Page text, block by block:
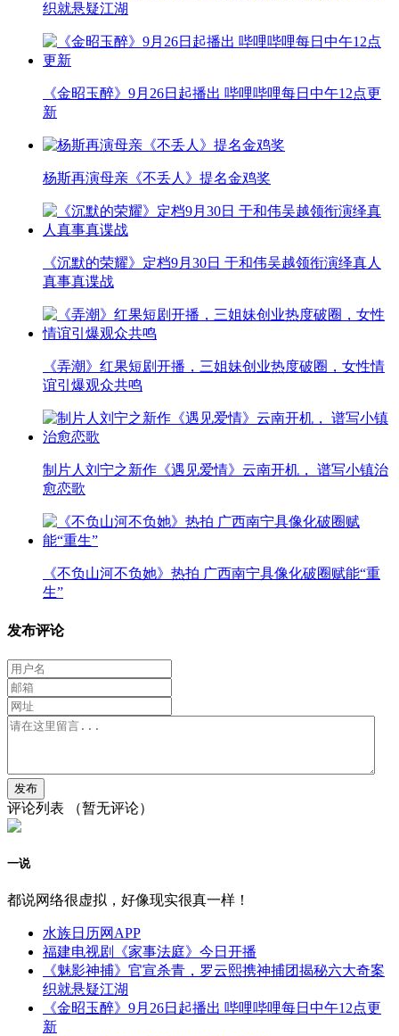
织就悬疑江湖
《金昭玉醉》9月26日起播出 哔哩哔哩每日中午12点更
新
杨斯再演母亲《不丢人》提名金鸡奖
《沉默的荣耀》定档9月30日 于和伟吴越领衔演绎真人
真事真谍战
《弄潮》红果短剧开播，三姐妹创业热度破圈，女性情
谊引爆观众共鸣
制片人刘宁之新作《遇见爱情》云南开机， 谱写小镇治
愈恋歌
《不负山河不负她》热拍 广西南宁具像化破圈赋能“重
生”
发布评论
评论列表 （暂无评论）
一说
都说网络很虚拟，好像现实很真一样！
水族日历网APP
福建电视剧《家事法庭》今日开播
《魅影神捕》官宣杀青，罗云熙携神捕团揭秘六大奇案
织就悬疑江湖
《金昭玉醉》9月26日起播出 哔哩哔哩每日中午12点更
新